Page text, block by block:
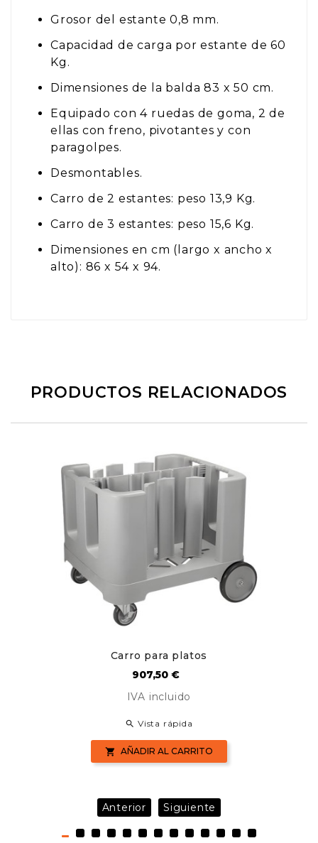
Grosor del estante 0,8 mm.
Capacidad de carga por estante de 60
Kg.
Dimensiones de la balda 83 x 50 cm.
Equipado con 4 ruedas de goma, 2 de
ellas con freno, pivotantes y con
paragolpes.
Desmontables.
Carro de 2 estantes: peso 13,9 Kg.
Carro de 3 estantes: peso 15,6 Kg.
Dimensiones en cm (largo x ancho x
alto): 86 x 54 x 94.
PRODUCTOS RELACIONADOS
Carro para platos
Precio
907,50 €
IVA incluido
 Vista rápida
 AÑADIR AL CARRITO
Anterior Siguiente